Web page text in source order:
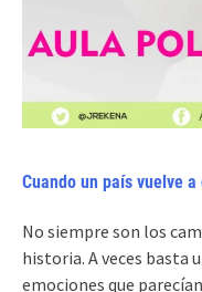
Cuando un país vuelve a
No siempre son los
historia. A veces basta
emociones que